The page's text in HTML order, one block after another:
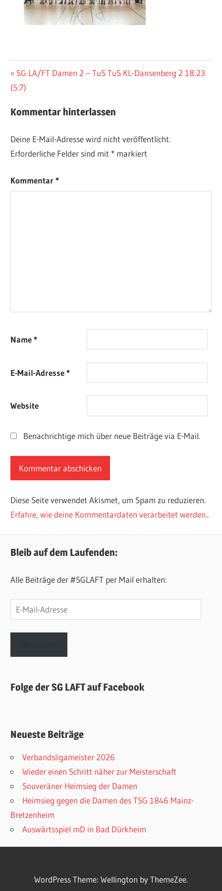
Beitragsnavigation
Vorheriger
Beitrag:
SG LA/FT Damen 2 – TuS TuS KL-Dansenberg 2 18:23
(5:7)
Kommentar hinterlassen
Deine E-Mail-Adresse wird nicht veröffentlicht.
Erforderliche Felder sind mit * markiert
Kommentar*
Name*
E-Mail-Adresse*
Website
Benachrichtige mich über neue Beiträge via E-Mail.
Diese Seite verwendet Akismet, um Spam zu reduzieren.
Erfahre, wie deine Kommentardaten verarbeitet werden..
Bleib auf dem Laufenden:
Alle Beiträge der #SGLAFT per Mail erhalten:
E-
Mail-
Adresse
Folge der SG LAFT auf Facebook
Neueste Beiträge
Verbandsligameister 2026
Wieder einen Schritt näher zur Meisterschaft
Souveräner Heimsieg der Damen
Heimsieg gegen die Damen des TSG 1846 Mainz-
Bretzenheim
Auswärtsspiel mD in Bad Dürkheim
WordPress Theme: Wellington by ThemeZee.